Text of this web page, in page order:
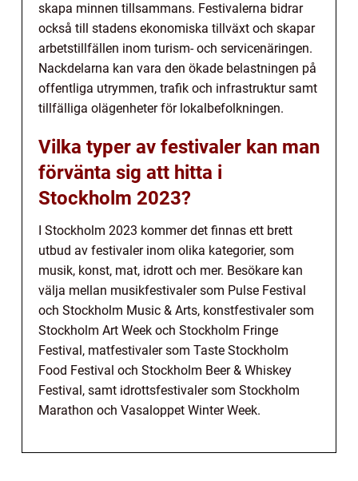
skapa minnen tillsammans. Festivalerna bidrar
också till stadens ekonomiska tillväxt och skapar
arbetstillfällen inom turism- och servicenäringen.
Nackdelarna kan vara den ökade belastningen på
offentliga utrymmen, trafik och infrastruktur samt
tillfälliga olägenheter för lokalbefolkningen.
Vilka typer av festivaler kan man
förvänta sig att hitta i
Stockholm 2023?
I Stockholm 2023 kommer det finnas ett brett
utbud av festivaler inom olika kategorier, som
musik, konst, mat, idrott och mer. Besökare kan
välja mellan musikfestivaler som Pulse Festival
och Stockholm Music & Arts, konstfestivaler som
Stockholm Art Week och Stockholm Fringe
Festival, matfestivaler som Taste Stockholm
Food Festival och Stockholm Beer & Whiskey
Festival, samt idrottsfestivaler som Stockholm
Marathon och Vasaloppet Winter Week.